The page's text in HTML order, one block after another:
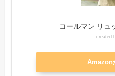
コールマン リュ
created
Amazon